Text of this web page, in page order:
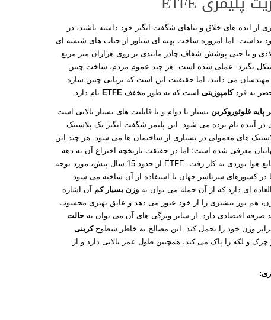
از ایده های خلاق و بناهای شگفت انگیز خود داشته باشند، در
نداشت. اما امروزه ساخت پهنه ای شناور از حباب های شیشه ای
و یا حتی پوشش شفاف چادر مانندی بر روی هزاران متر مربع
بگیرد- عملی شده است. هر چند عموم مردم، ساخت چنین
مهندسان می دانند، اما حقیقیت این است که برپایی چنین سازه
به فردکامپوزیتیاست که به طور مخفف ETFE نام دارد.
پایه فلوئوروکربن بسیار با دوام و با قابلیت های بسیار بالایی است
در آینده نام برده می شود. این پلیمر شگفت انگیز یک پلاستیک
های معمولی در بسیاری از ساختمان ها می شود. هر چند این
معرفی شده است؛ اما در حقیقت تاریخچه اختراع آن به دهه
ETFE
از حدود 15 سال پیش، مورد توجه
در کشورهای سرتاسر جهان با استفاده از آن ساخته می شود.
ای دارد که از آن جمله می توان به وزن بسیار کم آن اشاره
هم نور بیشتری را از خود عبور می دهد و عایق بهتری محسوب
حالت
کربنی
و لکه را پاک می کند، همچنین طول عمر بالایی دارد و از